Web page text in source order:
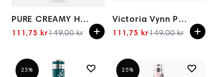
PURE CREAMY HYBRID 237 Epochal Pink 8ml
Spesialpris
111,75 kr149,00 kr
Victoria Vynn Pure Creamy Hybrid - 037 Dream Girl
Spesialpris
111,75 kr149,00 kr
25% 25%